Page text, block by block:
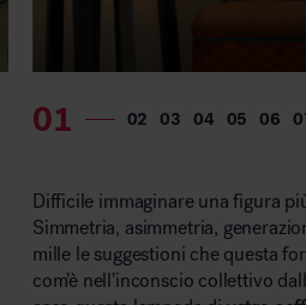
MillerKnoll
Difficile immaginare una figura
Simmetria, asimmetria,
mille le suggestioni che questa
com’è nell’inconscio collettivo